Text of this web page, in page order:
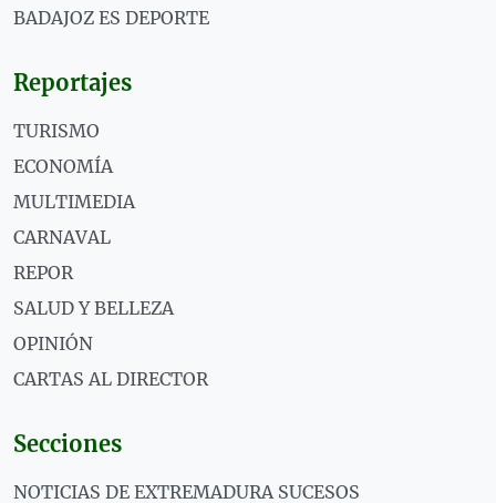
BADAJOZ ES DEPORTE
Reportajes
TURISMO
ECONOMÍA
MULTIMEDIA
CARNAVAL
REPOR
SALUD Y BELLEZA
OPINIÓN
CARTAS AL DIRECTOR
Secciones
NOTICIAS DE EXTREMADURA SUCESOS